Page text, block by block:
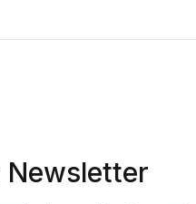
Newsletter